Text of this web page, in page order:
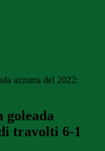
azzurra del 2022:
goleada
travolti 6-1